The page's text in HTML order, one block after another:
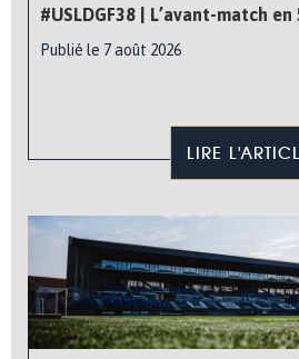
#USLDGF38 | L’avant-match
Publié le 7 août 2026
LIRE